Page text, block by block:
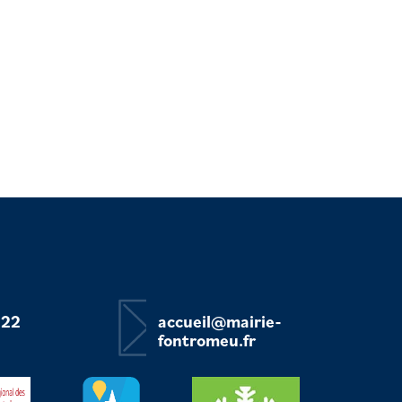
accueil@mairie-
fontromeu.fr